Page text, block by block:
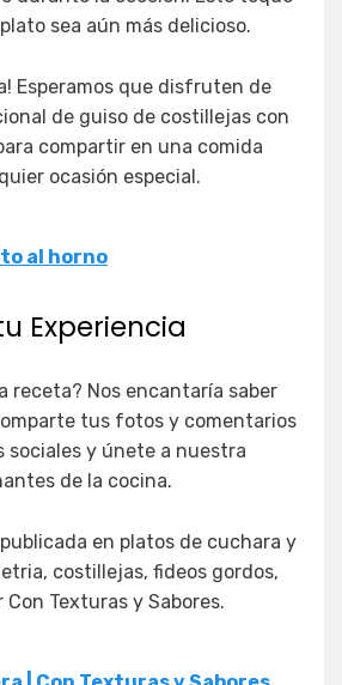
sea aún más delicioso.
Esperamos que disfruten de
de guiso de costillejas con
compartir en una comida
ocasión especial.
al horno
Experiencia
receta? Nos encantaría saber
tus fotos y comentarios
sociales y únete a nuestra
de la cocina.
en platos de cuchara y
costillejas, fideos gordos,
Texturas y Sabores.